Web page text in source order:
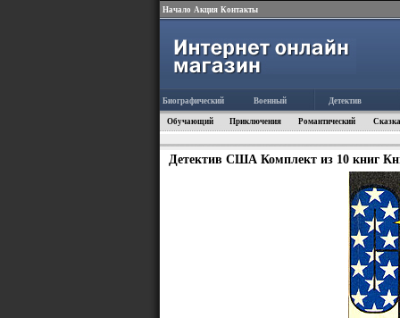
Начало Акция Контакты
Биографический Военный Детектив
Обучающий Приключения Романтический
Детектив США Комплект из 10 книг